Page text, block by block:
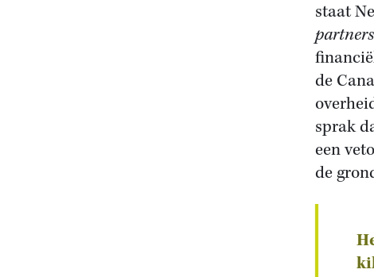
staat
de
sprak
een
de